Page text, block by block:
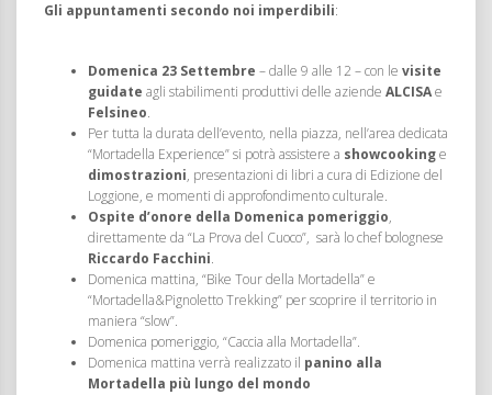
Gli appuntamenti secondo noi imperdibili:
Domenica 23 Settembre – dalle 9 alle 12 – con le visite
guidate agli stabilimenti produttivi delle aziende ALCISAe
Felsineo.
Per tutta la durata dell’evento, nella piazza, nell’area dedicata
“Mortadella Experience” si potrà assistere a showcookinge
dimostrazioni, presentazioni di libri a cura di Edizione del
Loggione, e momenti di approfondimento culturale.
Ospite d’onore della Domenica pomeriggio,
direttamente da “La Prova del Cuoco”, sarà lo chef bolognese
Riccardo Facchini.
Domenica mattina, “Bike Tour della Mortadella” e
“Mortadella&Pignoletto Trekking” per scoprire il territorio in
maniera “slow”.
Domenica pomeriggio, “Caccia alla Mortadella”.
Domenica mattina verrà realizzato il panino alla
Mortadella più lungo del mondo